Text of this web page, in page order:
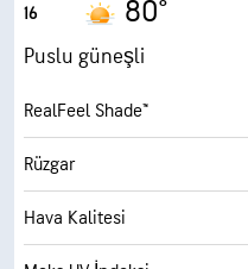
Kuvvetli Rüzgarlar
Nem
Çiy Noktası
AccuLumen Brightness Index™
Bulutlarla Kaplı
16 80°
Puslu güneşli
RealFeel Shade™
Rüzgar
Hava Kalitesi